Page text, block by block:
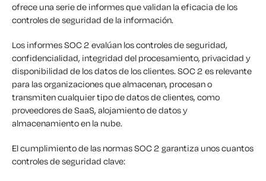
ofrece una serie de informes que validan la eficacia de los
controles de seguridad de la información.
Los informes SOC 2 evalúan los controles de seguridad,
confidencialidad, integridad del procesamiento, privacidad y
disponibilidad de los datos de los clientes. SOC 2 es relevante
para las organizaciones que almacenan, procesan o
transmiten cualquier tipo de datos de clientes, como
proveedores de SaaS, alojamiento de datos y
almacenamiento en la nube.
El cumplimiento de las normas SOC 2 garantiza unos cuantos
controles de seguridad clave: